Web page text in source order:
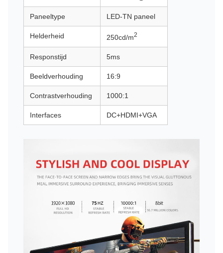
Paneeltype LED-TN paneel
Helderheid 250cd/m2
Responstijd 5ms
Beeldverhouding 16:9
Contrastverhouding 1000:1
Interfaces DC+HDMI+VGA